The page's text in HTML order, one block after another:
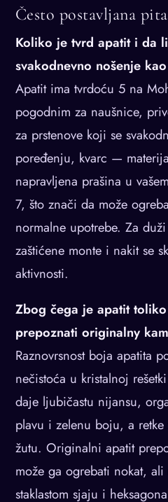
Često postavljana
Koliko je tvrd apatit i da
svakodnevno nošenje
Apatit ima tvrdoću 5 na
pogodnim za naušnice,
za prstenove koji se
poređenju, kvarc —
napravljena prašina u
7, što znači da može
normalne upotrebe. Za
zaštićene monte i nakit se
aktivnosti.
Zbog čega je apatit
prepoznati originalny
Raznovrsnost boja apatita
nečistoća u kristalnoj
daje ljubičastu nijansu,
plavu i zelenu boju, a
žutu. Originalni apatit
može ga ogrebati nokat,
staklastom sjaju i